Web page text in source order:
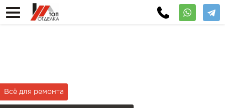
Всё для ремонта